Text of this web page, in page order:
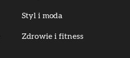
Styl i moda
Zdrowie i fitness